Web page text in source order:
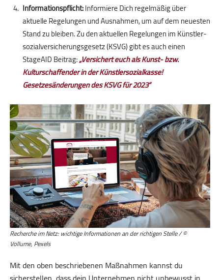
Informationspflicht:Informiere Dich regelmäßig über
aktuelle Regelungen und Ausnahmen, um auf dem neuesten
Stand zu bleiben. Zu den aktuellen Regelungen im Künstler­
sozial­versiche­rungs­gesetz (KSVG) gibt es auch einen
StageAID Beitrag:„Versichert euch als Kunst- bzw.
Kulturschaffender in der Künstlersozialkasse!
Gesetzesänderungen des KSVG für 2023“
Recherche im Netz: wichtige Informationen an der richtigen Stelle / ©
Vollume, Pexels
Mit den oben beschriebenen Maßnahmen kannst du